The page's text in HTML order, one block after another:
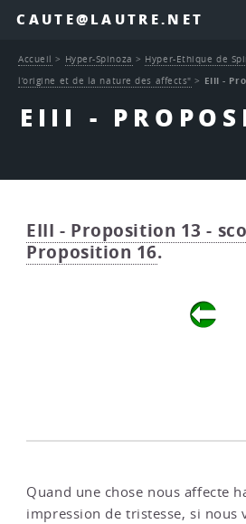
CAUTE@LAUTRE.NET
EIII -
Accueil > Hyper-Spinoza > Hyper-Ethique de
l’origine et de la nature des affects" > EIII -
EIII - Proposition 13 -
Proposition 16.
Quand une chose nous affecte
impression de tristesse, si nous